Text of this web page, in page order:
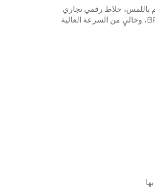
لوحة تحكم باللمس، خلاط رقمي تجاري